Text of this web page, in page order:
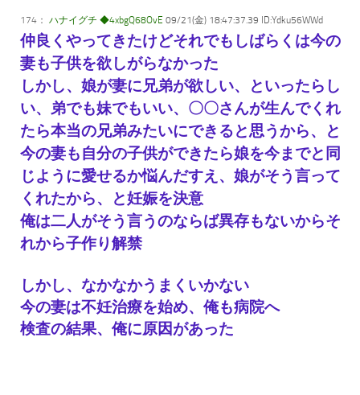
174： ハナイグチ ◆4xbgQ68OvE 09/21(金) 18:47:37.39 ID:Ydku56WWd
仲良くやってきたけどそれでもしばらくは今の
妻も子供を欲しがらなかった
しかし、娘が妻に兄弟が欲しい、といったらし
い、弟でも妹でもいい、〇〇さんが生んでくれ
たら本当の兄弟みたいにできると思うから、と
今の妻も自分の子供ができたら娘を今までと同
じように愛せるか悩んだすえ、娘がそう言って
くれたから、と妊娠を決意
俺は二人がそう言うのならば異存もないからそ
れから子作り解禁
しかし、なかなかうまくいかない
今の妻は不妊治療を始め、俺も病院へ
検査の結果、俺に原因があった